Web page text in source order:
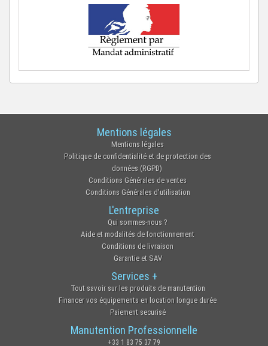
Mentions légales
Mentions légales
Politique de confidentialité et de protection des
données (RGPD)
Conditions Générales de ventes
Conditions Générales d'utilisation
L'entreprise
Qui sommes-nous ?
Aide et modalités de fonctionnement
Conditions de livraison
Garantie et SAV
Services +
Tout savoir sur les produits de manutention
Financer vos équipements en location longue durée
Paiement securisé
Manutention Professionnelle
+33 1 83 75 37 79